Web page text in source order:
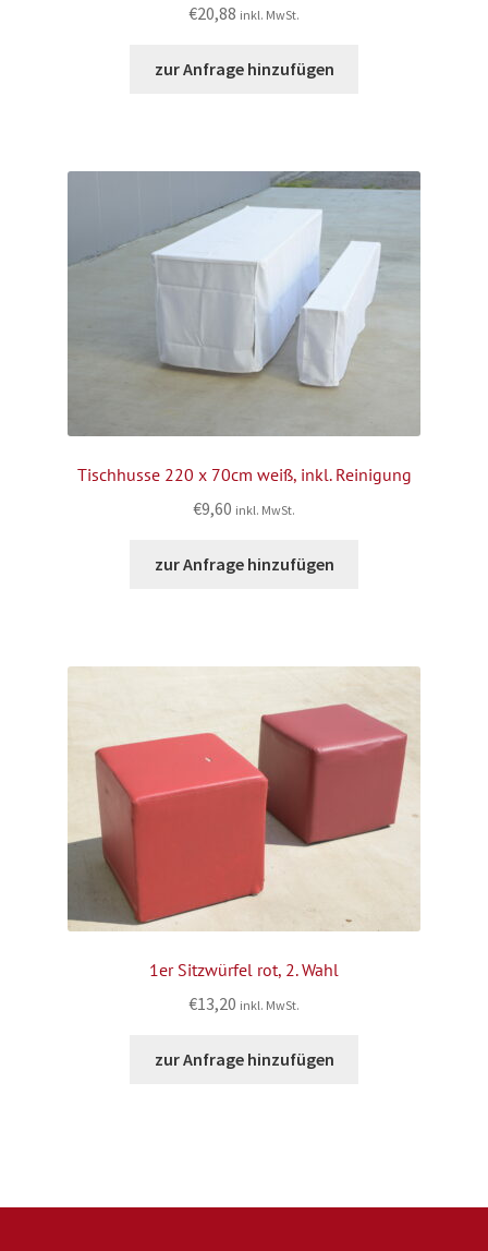
€20,88 inkl. MwSt.
zur Anfrage hinzufügen
Tischhusse 220 x 70cm weiß, inkl. Reinigung
€9,60 inkl. MwSt.
zur Anfrage hinzufügen
1er Sitzwürfel rot, 2. Wahl
€13,20 inkl. MwSt.
zur Anfrage hinzufügen